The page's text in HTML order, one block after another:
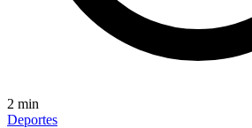
2 min
Deportes